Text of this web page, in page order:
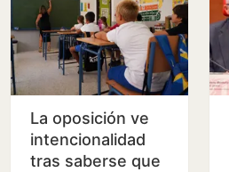
La oposición ve
intencionalidad
tras saberse que